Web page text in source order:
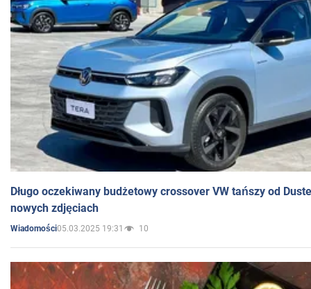
Długo oczekiwany budżetowy crossover VW tańszy od
nowych zdjęciach
Wiadomości05.03.2025 19:31 10